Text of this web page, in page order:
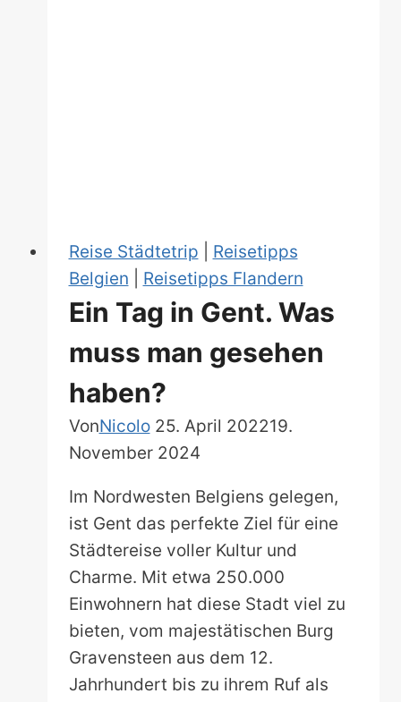
Reise Städtetrip
Reisetipps
Belgien
Reisetipps Flandern
Ein Tag in Gent. Was
muss man gesehen
haben?
VonNicolo 25. April 202219.
November 2024
Im Nordwesten Belgiens gelegen,
ist Gent das perfekte Ziel für eine
Städtereise voller Kultur und
Charme. Mit etwa 250.000
Einwohnern hat diese Stadt viel zu
bieten, vom majestätischen Burg
Gravensteen aus dem 12.
Jahrhundert bis zu ihrem Ruf als